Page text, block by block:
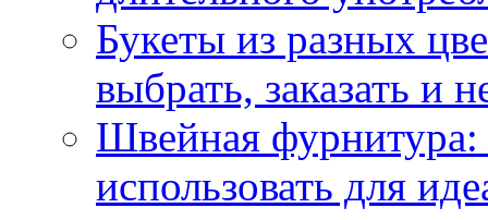
Букеты из разных
выбрать, заказать и
Швейная фурнитура:
использовать для